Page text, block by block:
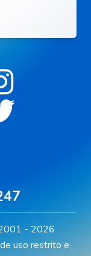
- 2026
uso restrito e